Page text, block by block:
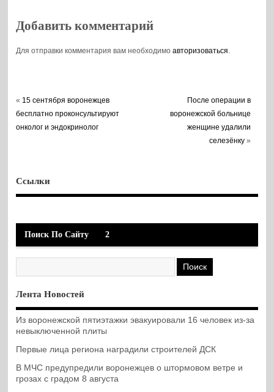
Добавить комментарий
Для отправки комментария вам необходимоавторизоваться.
« 15 сентября воронежцев
бесплатно проконсультируют
онколог и эндокринолог
После операции в
воронежской больнице
женщине удалили
селезёнку »
Ссылки
Поиск По Сайту 2
Лента Новостей
Из воронежской пятиэтажки эвакуировали 16 человек из-за
невыключенной плиты
Первые лица региона наградили строителей ДСК
В МЧС предупредили воронежцев о штормовом ветре и
грозах с градом 8 августа